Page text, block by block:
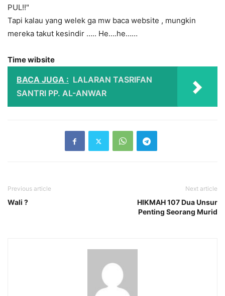
PUL!!"
Tapi kalau yang welek ga mw baca website , mungkin
mereka takut kesindir ….. He….he……
Timewibsite
BACA JUGA : LALARAN TASRIFAN
SANTRI PP. AL-ANWAR
Previous article
Wali ?
Next article
HIKMAH 107 Dua Unsur
Penting Seorang Murid